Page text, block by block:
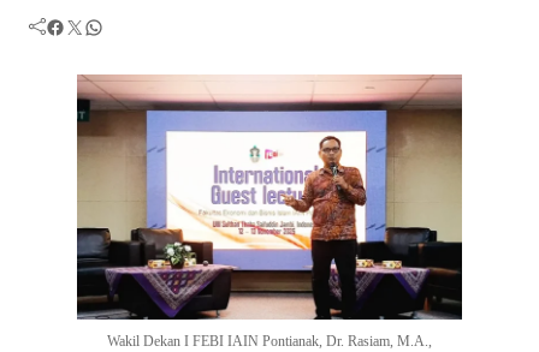
Facebook Twitter WhatsApp
Wakil Dekan I FEBI IAIN Pontianak, Dr. Rasiam, M.A.,